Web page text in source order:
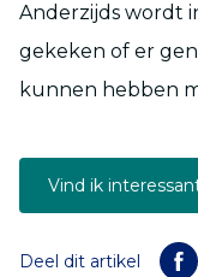
Anderzijds wordt
gekeken of er
kunnen hebben
Vind ik
Deel dit artikel